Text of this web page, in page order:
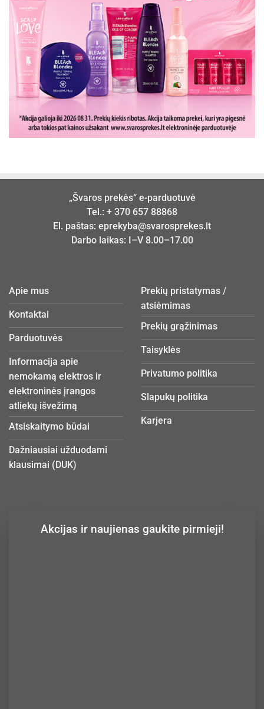
„Švaros prekės“ e-parduotuvė
Tel.: + 370 657 88868
El. paštas: eprekyba@svarosprekes.lt
Darbo laikas: I–V 8.00–17.00
Apie mus
Kontaktai
Parduotuvės
Informacija apie
nemokamą elektros ir
elektroninės įrangos
atliekų išvežimą
Atsiskaitymo būdai
Dažniausiai užduodami
klausimai (DUK)
Prekių pristatymas /
atsiėmimas
Prekių grąžinimas
Taisyklės
Privatumo politika
Slapukų politika
Karjera
Akcijas ir naujienas gaukite pirmieji!